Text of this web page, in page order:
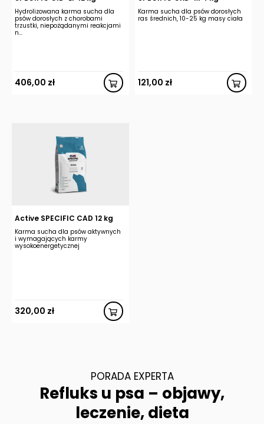
Hydrolizowana karma sucha dla
psów dorosłych z chorobami
trzustki, niepożądanymi reakcjami
n…
406,00 zł
Karma sucha dla psów dorosłych
ras średnich, 10-25 kg masy ciała
121,00 zł
Active SPECIFIC CAD 12 kg
Karma sucha dla psów aktywnych
i wymagających karmy
wysokoenergetycznej
320,00 zł
PORADA EXPERTA
Refluks u psa – objawy,
leczenie, dieta